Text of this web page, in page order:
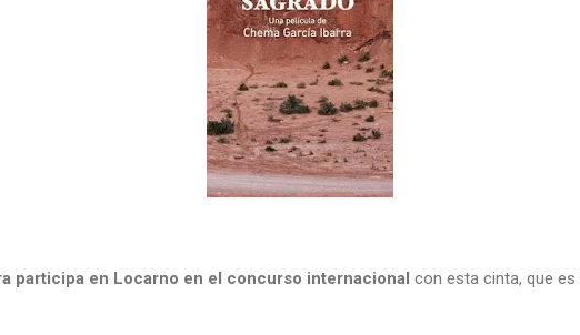
participa en Locarno en el concurso internacional con esta cinta, que